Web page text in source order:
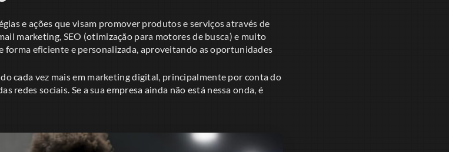
e ações que visam promover produtos e serviços através de
marketing, SEO (otimização para motores de busca) e muito
forma eficiente e personalizada, aproveitando as oportunidades
cada vez mais em marketing digital, principalmente por conta do
redes sociais. Se a sua empresa ainda não está nessa onda, é